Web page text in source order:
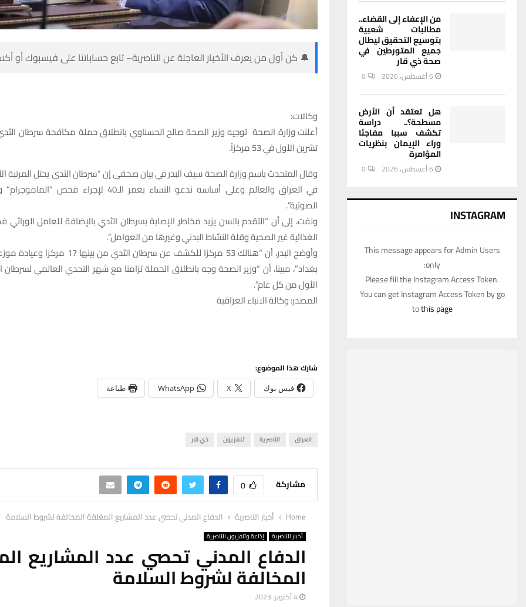
🔔 كن أول من يعرف الأخبار العاجلة عن الناصرية– تابع حساباتنا على فيسبوك أو
وكالات:
أعلنت وزارة الصحة توجيه وزير الصحة صالح الحسناوي بانطلاق حملة مكافحة سرطان
تشرين الأول في 53 مركزاً.
وقال المتحدث باسم وزارة الصحة سيف البدر في بيان صحفي إن “سرطان الثدي يحتل المرتبة
في العراق والعالم وعلى أساسه ندعو النساء بعمر الـ40
الصوتية”.
ولفت، إلى أن “التقدم بالسن يزيد مخاطر الإصابة بسرطان الثدي بالإضافة للعامل الوراثي
الغذائية غير الصحية وقلة النشاط البدني وغيرها من العوامل”.
وأوضح البدر، أن “هنالك 53 مركزا للكشف عن سرطان
بغداد”، مبينا، أن “وزير الصحة وجه بانطلاق الحملة تزامنا مع شهر التحدي العالمي
الأول من كل عام”.
المصدر: وكالة الانباء العراقية
شارك هذا الموضوع:
فيس بوك X
WhatsApp طباعة
العراق الناصرية تلفزيون ذي قار
مشاركة 0
Home أخبار الناصرية الدفاع المدني تحصي عدد المشاريع المغلقة المخالفة لشروط السلامة
أخبار الناصرية إذاعة وتلفزيون الناصرية
الدفاع المدني تحصي عدد المشاريع
المخالفة لشروط السلامة
4 أكتوبر، 2023
من الإعفاء إلى القضاء..
مطالبات شعبية
بتوسيع التحقيق ليطال
جميع المتورطين في
صحة ذي قار
6 أغسطس، 2026 0
هل تعتقد أن الأرض
مسطحة؟.. دراسة
تكشف سببا مفاجئا
وراء الإيمان بنظريات
المؤامرة
6 أغسطس، 2026 0
INSTAGRAM
This message appears for Admin Users
only:
Please fill the Instagram Access Token.
You can get Instagram Access Token by go
tothis page